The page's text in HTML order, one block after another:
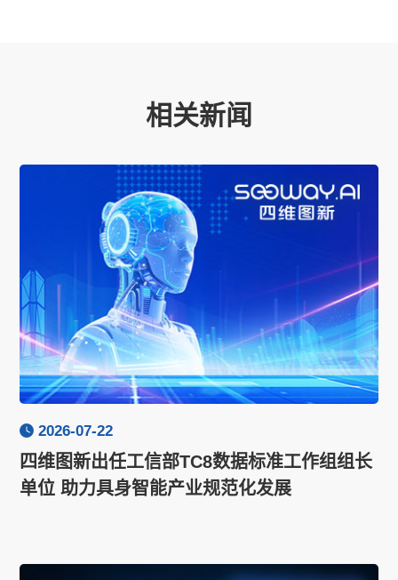
相关新闻
2026-07-22
四维图新出任工信部TC8数据标准工作组组长
单位 助力具身智能产业规范化发展